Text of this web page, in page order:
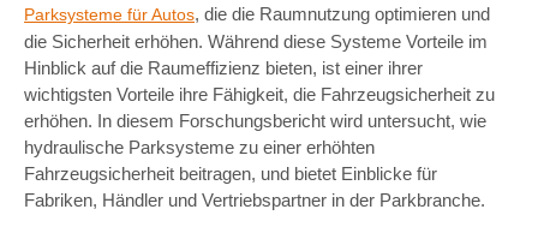
Parksysteme für Autos, die die Raumnutzung optimieren und
die Sicherheit erhöhen. Während diese Systeme Vorteile im
Hinblick auf die Raumeffizienz bieten, ist einer ihrer
wichtigsten Vorteile ihre Fähigkeit, die Fahrzeugsicherheit zu
erhöhen. In diesem Forschungsbericht wird untersucht, wie
hydraulische Parksysteme zu einer erhöhten
Fahrzeugsicherheit beitragen, und bietet Einblicke für
Fabriken, Händler und Vertriebspartner in der Parkbranche.